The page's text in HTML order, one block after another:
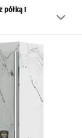
półką i